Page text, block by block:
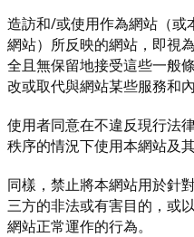
造訪和/或使用作為網站（或
網站）所反映的網站，即視
全且無保留地接受這些一般
改或取代與網站某些服務和
使用者同意在不違反現行法
秩序的情況下使用本網站及
同樣，禁止將本網站用於針
三方的非法或有害目的，或
網站正常運作的行為。